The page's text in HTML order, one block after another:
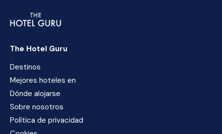
The Hotel Guru
Destinos
Mejores hoteles en
Dónde alojarse
Sobre nosotros
Política de privacidad